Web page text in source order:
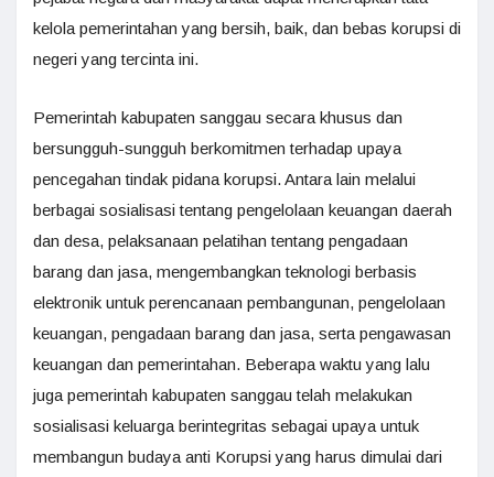
kelola pemerintahan yang bersih, baik, dan bebas korupsi di
negeri yang tercinta ini.
Pemerintah kabupaten sanggau secara khusus dan
bersungguh-sungguh berkomitmen terhadap upaya
pencegahan tindak pidana korupsi. Antara lain melalui
berbagai sosialisasi tentang pengelolaan keuangan daerah
dan desa, pelaksanaan pelatihan tentang pengadaan
barang dan jasa, mengembangkan teknologi berbasis
elektronik untuk perencanaan pembangunan, pengelolaan
keuangan, pengadaan barang dan jasa, serta pengawasan
keuangan dan pemerintahan. Beberapa waktu yang lalu
juga pemerintah kabupaten sanggau telah melakukan
sosialisasi keluarga berintegritas sebagai upaya untuk
membangun budaya anti Korupsi yang harus dimulai dari